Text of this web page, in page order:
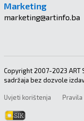
Marketing
marketing@artinfo.ba
Copyright 2007-2023 ART
sadržaja bez dozvole
Uvjeti korištenja